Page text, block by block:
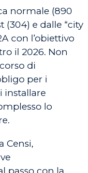
normale (890
(304) e dalle “city
con l’obiettivo
il 2026. Non
di
per i
installare
lo
Censi,